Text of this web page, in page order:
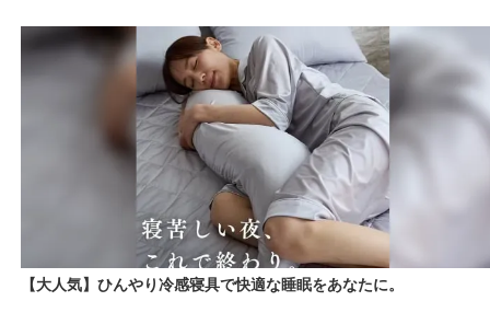
【大人気】ひんやり冷感寝具で快適な睡眠をあなたに。